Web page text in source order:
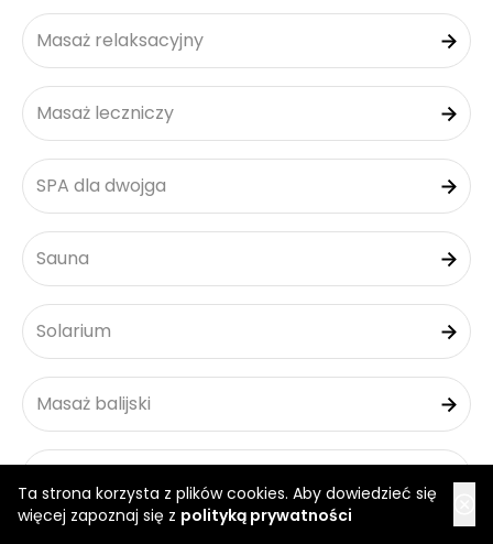
Ta strona korzysta z plików cookies. Aby dowiedzieć się
więcej zapoznaj się z polityką prywatności
Masaż relaksacyjny
Masaż leczniczy
SPA dla dwojga
Sauna
Solarium
Masaż balijski